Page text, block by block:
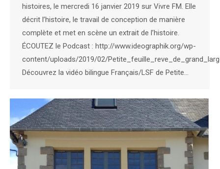
histoires, le mercredi 16 janvier 2019 sur Vivre FM. Elle
décrit l’histoire, le travail de conception de manière
complète et met en scène un extrait de l’histoire.
ÉCOUTEZ le Podcast : http://www.ideographik.org/wp-
content/uploads/2019/02/
Découvrez la vidéo bilingue Français/LSF de Petite…